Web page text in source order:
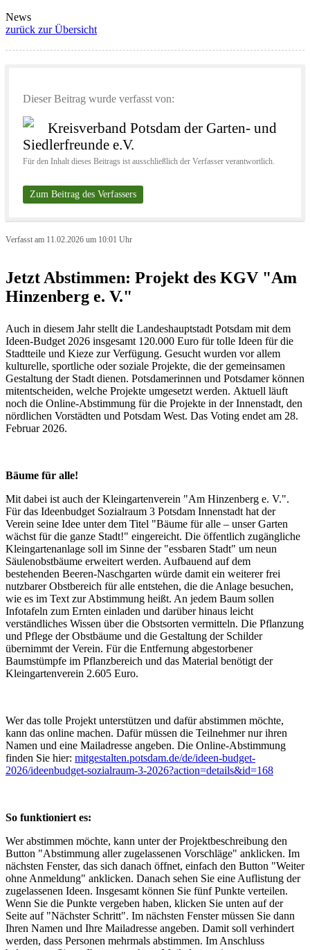
News
zurück zur Übersicht
Dieser Beitrag wurde verfasst von:
Kreisverband Potsdam der Garten- und
Siedlerfreunde e.V.
Für den Inhalt dieses Beitrags ist ausschließlich der Verfasser verantwortlich.
Zum Beitrag des Verfassers
Verfasst am 11.02.2026 um 10:01 Uhr
Jetzt Abstimmen: Projekt des KGV "Am
Hinzenberg e. V."
Auch in diesem Jahr stellt die Landeshauptstadt Potsdam mit dem
Ideen-Budget 2026 insgesamt 120.000 Euro für tolle Ideen für die
Stadtteile und Kieze zur Verfügung. Gesucht wurden vor allem
kulturelle, sportliche oder soziale Projekte, die der gemeinsamen
Gestaltung der Stadt dienen. Potsdamerinnen und Potsdamer können
mitentscheiden, welche Projekte umgesetzt werden. Aktuell läuft
noch die Online-Abstimmung für die Projekte in der Innenstadt, den
nördlichen Vorstädten und Potsdam West. Das Voting endet am 28.
Februar 2026.
Bäume für alle!
Mit dabei ist auch der Kleingartenverein "Am Hinzenberg e. V.".
Für das Ideenbudget Sozialraum 3 Potsdam Innenstadt hat der
Verein seine Idee unter dem Titel "Bäume für alle – unser Garten
wächst für die ganze Stadt!" eingereicht. Die öffentlich zugängliche
Kleingartenanlage soll im Sinne der "essbaren Stadt" um neun
Säulenobstbäume erweitert werden. Aufbauend auf dem
bestehenden Beeren-Naschgarten würde damit ein weiterer frei
nutzbarer Obstbereich für alle entstehen, die die Anlage besuchen,
wie es im Text zur Abstimmung heißt. An jedem Baum sollen
Infotafeln zum Ernten einladen und darüber hinaus leicht
verständliches Wissen über die Obstsorten vermitteln. Die Pflanzung
und Pflege der Obstbäume und die Gestaltung der Schilder
übernimmt der Verein. Für die Entfernung abgestorbener
Baumstümpfe im Pflanzbereich und das Material benötigt der
Kleingartenverein 2.605 Euro.
Wer das tolle Projekt unterstützen und dafür abstimmen möchte,
kann das online machen. Dafür müssen die Teilnehmer nur ihren
Namen und eine Mailadresse angeben. Die Online-Abstimmung
finden Sie hier: mitgestalten.potsdam.de/de/ideen-budget-
2026/ideenbudget-sozialraum-3-2026?action=details&id=168
So funktioniert es:
Wer abstimmen möchte, kann unter der Projektbeschreibung den
Button "Abstimmung aller zugelassenen Vorschläge" anklicken. Im
nächsten Fenster, das sich danach öffnet, einfach den Button "Weiter
ohne Anmeldung" anklicken. Danach sehen Sie eine Auflistung der
zugelassenen Ideen. Insgesamt können Sie fünf Punkte verteilen.
Wenn Sie die Punkte vergeben haben, klicken Sie unten auf der
Seite auf "Nächster Schritt". Im nächsten Fenster müssen Sie dann
Ihren Namen und Ihre Mailadresse angeben. Damit soll verhindert
werden, dass Personen mehrmals abstimmen. Im Anschluss